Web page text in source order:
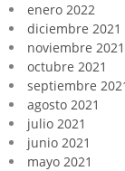
enero 2022
diciembre 2021
noviembre 2021
octubre 2021
septiembre
agosto 2021
julio 2021
junio 2021
mayo 2021